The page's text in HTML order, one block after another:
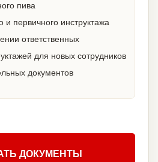
пива
и первичного инструктажа
ответственных
для новых сотрудников
документов
ДОКУМЕНТЫ